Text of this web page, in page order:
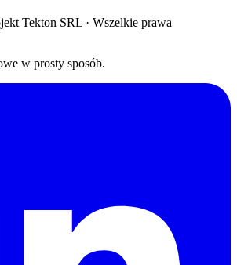
Tekton SRL · Wszelkie prawa
w prosty sposób.